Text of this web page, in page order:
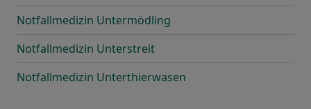
Notfallmedizin Untermödling
Notfallmedizin Unterstreit
Notfallmedizin Unterthierwasen